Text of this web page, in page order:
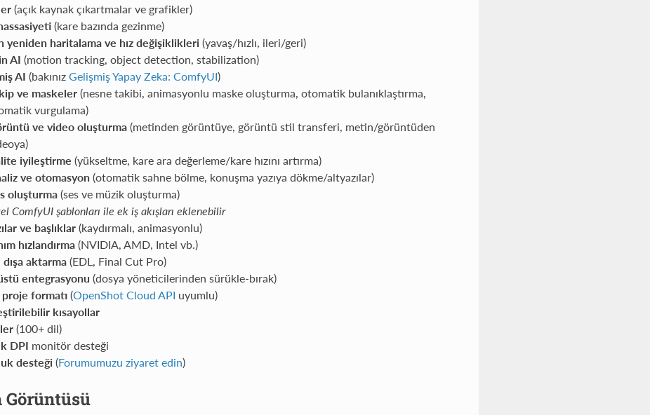
(açık kaynak çıkartmalar ve grafikler)
(kare bazında gezinme)
yeniden haritalama ve hız değişiklikleri (yavaş/hızlı, ileri/geri)
AI (motion tracking, object detection, stabilization)
AI (bakınız Gelişmiş Yapay Zeka: ComfyUI)
ve maskeler(nesne takibi, animasyonlu maske oluşturma, otomatik bulanıklaştırma,
vurgulama)
ve video oluşturma(metinden görüntüye, görüntü stil transferi, metin/görüntüden
iyileştirme (yükseltme, kare ara değerleme/kare hızını artırma)
ve otomasyon(otomatik sahne bölme, konuşma yazıya dökme/altyazılar)
oluşturma(ses ve müzik oluşturma)
ComfyUI şablonları ile ek iş akışları eklenebilir
ve başlıklar(kaydırmalı, animasyonlu)
hızlandırma(NVIDIA, AMD, Intel vb.)
aktarma(EDL, Final Cut Pro)
entegrasyonu (dosya yöneticilerinden sürükle-bırak)
formatı(OpenShot Cloud API uyumlu)
kısayollar
(100+ dil)
DPI monitör desteği
desteği (Forumumuzu ziyaret edin)
Görüntüsü